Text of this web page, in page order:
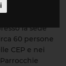
la sede
60 persone
CEP e nei